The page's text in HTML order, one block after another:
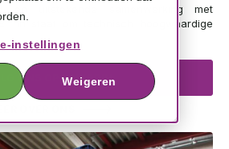
instellingen
Weigeren
en uitstekende samenwerking met
in staat om technisch hoogwaardige
ONS OP LINKEDIN